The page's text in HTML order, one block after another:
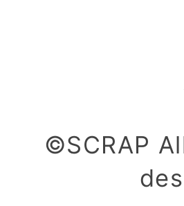
©SCRAP